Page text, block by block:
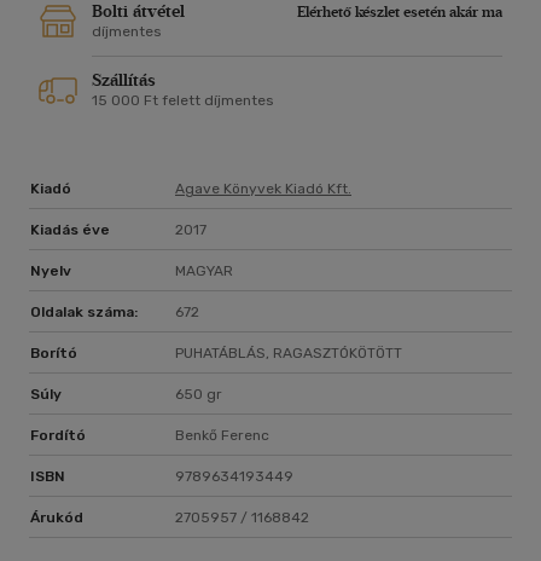
Bolti átvétel
Elérhető készlet esetén akár ma
díjmentes
Szállítás
15 000 Ft felett díjmentes
Kiadó Agave Könyvek Kiadó Kft.
Kiadás éve 2017
Nyelv MAGYAR
Oldalak száma: 672
Borító PUHATÁBLÁS, RAGASZTÓKÖTÖTT
Súly 650 gr
Fordító Benkő Ferenc
ISBN 9789634193449
Árukód 2705957 / 1168842